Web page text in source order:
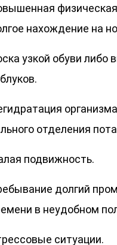
физическая
нахождение на
узкой обуви либо
отделения
подвижность.
долгий
в неудобном
ситуации.